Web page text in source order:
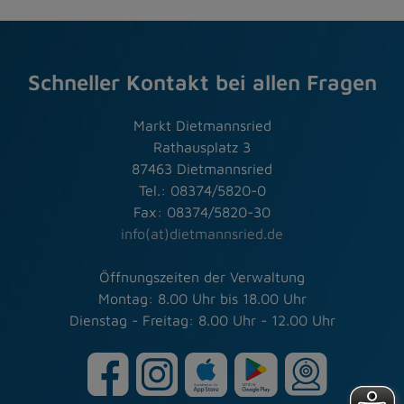
Schneller Kontakt bei allen Fragen
Markt Dietmannsried
Rathausplatz 3
87463 Dietmannsried
Tel.: 08374/5820-0
Fax: 08374/5820-30
info(at)dietmannsried.de
Öffnungszeiten der Verwaltung
Montag: 8.00 Uhr bis 18.00 Uhr
Dienstag - Freitag: 8.00 Uhr - 12.00 Uhr